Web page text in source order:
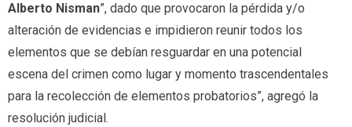
Alberto Nisman”, dado que provocaron la pérdida y/o
alteración de evidencias e impidieron reunir todos los
elementos que se debían resguardar en una potencial
escena del crimen como lugar y momento trascendentales
para la recolección de elementos probatorios”, agregó la
resolución judicial.